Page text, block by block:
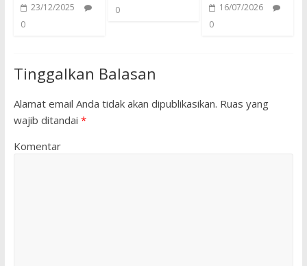
23/12/2025
0
0
16/07/2026
0
Tinggalkan Balasan
Alamat email Anda tidak akan dipublikasikan. Ruas yang
wajib ditandai *
Komentar